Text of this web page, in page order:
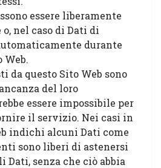
essere liberamente
nel caso di Dati di
durante
Web.
da questo Sito Web sono
del loro
essere impossibile per
il servizio. Nei casi in
indichi alcuni Dati come
sono liberi di astenersi
Dati, senza che ciò abbia